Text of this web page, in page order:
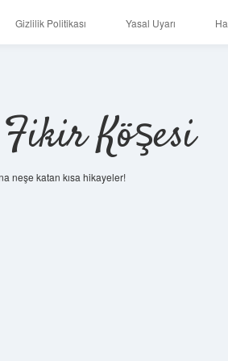
Gizlilik Politikası Yasal Uyarı
Köşesi
neşe katan kısa hikayeler!